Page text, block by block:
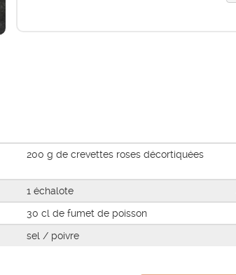
200 g de crevettes roses décortiquées
1 échalote
30 cl de fumet de poisson
sel / poivre